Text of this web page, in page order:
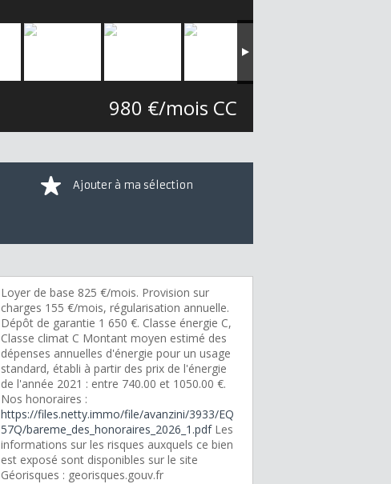
980 €/mois CC
Ajouter à ma sélection
Loyer de base 825 €/mois. Provision sur
charges 155 €/mois, régularisation annuelle.
Dépôt de garantie 1 650 €. Classe énergie C,
Classe climat C Montant moyen estimé des
dépenses annuelles d'énergie pour un usage
standard, établi à partir des prix de l'énergie
de l'année 2021 : entre 740.00 et 1050.00 €.
Nos honoraires :
https://files.netty.immo/file/avanzini/3933/EQ
57Q/bareme_des_honoraires_2026_1.pdfLes
informations sur les risques auxquels ce bien
est exposé sont disponibles sur le site
Géorisques : georisques.gouv.fr